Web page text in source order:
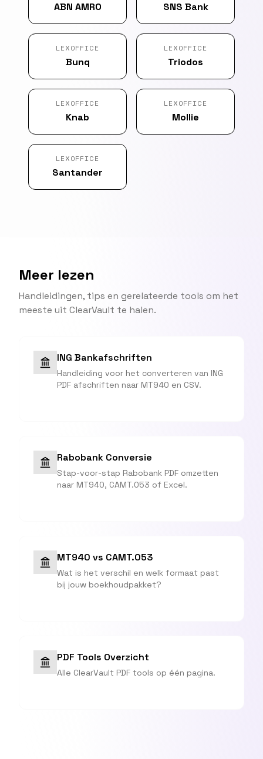
ABN AMRO SNS Bank
LEXOFFICE
Bunq
LEXOFFICE
Triodos
LEXOFFICE
Knab
LEXOFFICE
Mollie
LEXOFFICE
Santander
Meer lezen
Handleidingen, tips en gerelateerde tools om het
meeste uit ClearVault te halen.
ING Bankafschriften
Handleiding voor het converteren van ING
PDF afschriften naar MT940 en CSV.
Rabobank Conversie
Stap-voor-stap Rabobank PDF omzetten
naar MT940, CAMT.053 of Excel.
MT940 vs CAMT.053
Wat is het verschil en welk formaat past
bij jouw boekhoudpakket?
PDF Tools Overzicht
Alle ClearVault PDF tools op één pagina.